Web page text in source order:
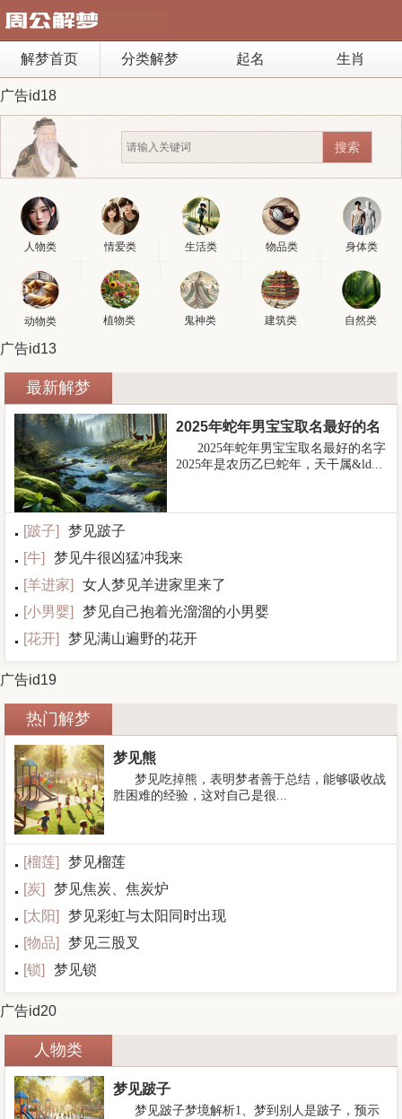
解梦首页 分类解梦 起名 生肖
广告id18
人物类 情爱类 生活类 物品类 身体类
动物类 植物类 鬼神类 建筑类 自然类
广告id13
最新解梦
2025年蛇年男宝宝取名最好的名
2025年蛇年男宝宝取名最好的名字
2025年是农历乙巳蛇年，天干属&ld...
[跛子]
梦见跛子
[牛]
梦见牛很凶猛冲我来
[羊进家]
女人梦见羊进家里来了
[小男婴]
梦见自己抱着光溜溜的小男婴
[花开] 梦见满山遍野的花开
广告id19
热门解梦
梦见熊
梦见吃掉熊，表明梦者善于总结，能够吸收战
胜困难的经验，这对自己是很...
[榴莲]
梦见榴莲
[炭]
梦见焦炭、焦炭炉
[太阳]
梦见彩虹与太阳同时出现
[物品]
梦见三股叉
[锁] 梦见锁
广告id20
人物类
梦见跛子
梦见跛子梦境解析1、梦到别人是跛子，预示